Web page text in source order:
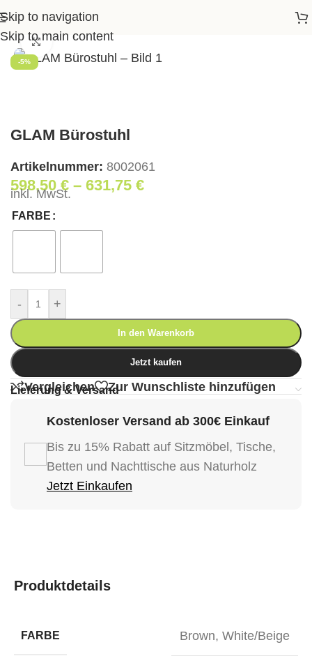
Skip to navigation
Skip to main content
>Shop>Büro
-5%
Klick zum Vergrößern
GLAM Bürostuhl
Artikelnummer: 8002061
598,50€ – 631,75 €
inkl. MwSt.
FARBE
- +
In den Warenkorb
Jetzt kaufen
Vergleichen Zur Wunschliste hinzufügen
Lieferung & Versand
Kostenloser Versand ab 300€ Einkauf
Bis zu 15% Rabatt auf Sitzmöbel, Tische,
Betten und Nachttische aus Naturholz
Jetzt Einkaufen
Produktdetails
FARBE Brown, White/Beige